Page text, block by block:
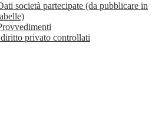
società partecipate (da pubblicare in
privato controllati